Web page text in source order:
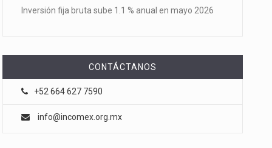
Inversión fija bruta sube 1.1 % anual en mayo 2026
CONTÁCTANOS
+52 664 627 7590
info@incomex.org.mx